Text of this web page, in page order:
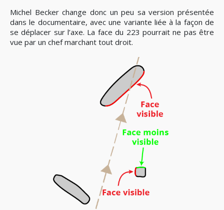
Michel Becker change donc un peu sa version présentée
dans le documentaire, avec une variante liée à la façon de
se déplacer sur l’axe. La face du 223 pourrait ne pas être
vue par un chef marchant tout droit.